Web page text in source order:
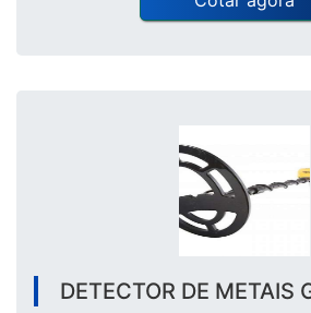
DETECTOR DE METAIS